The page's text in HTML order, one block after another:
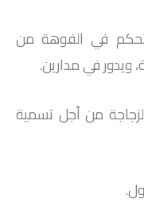
في الفوهة من
ويدور في مدارين.
من أجل تسمية